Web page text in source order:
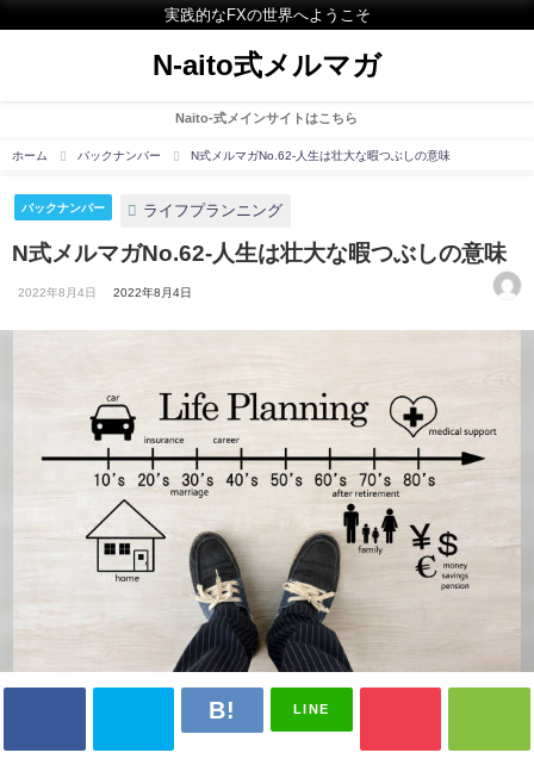
実践的なFXの世界へようこそ
N-aito式メルマガ
Naito-式メインサイトはこちら
ホーム バックナンバー N式メルマガNo.62-人生は壮大な暇つぶしの意味
バックナンバー ライフプランニング
N式メルマガNo.62-人生は壮大な暇つぶしの意味
2022年8月4日 2022年8月4日
LINE